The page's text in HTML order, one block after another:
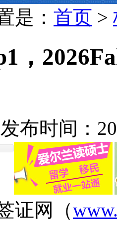
是： 首页 >
，
发布时间：
证网（